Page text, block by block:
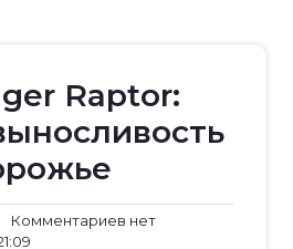
Raptor:
Комментариев нетКомментариев